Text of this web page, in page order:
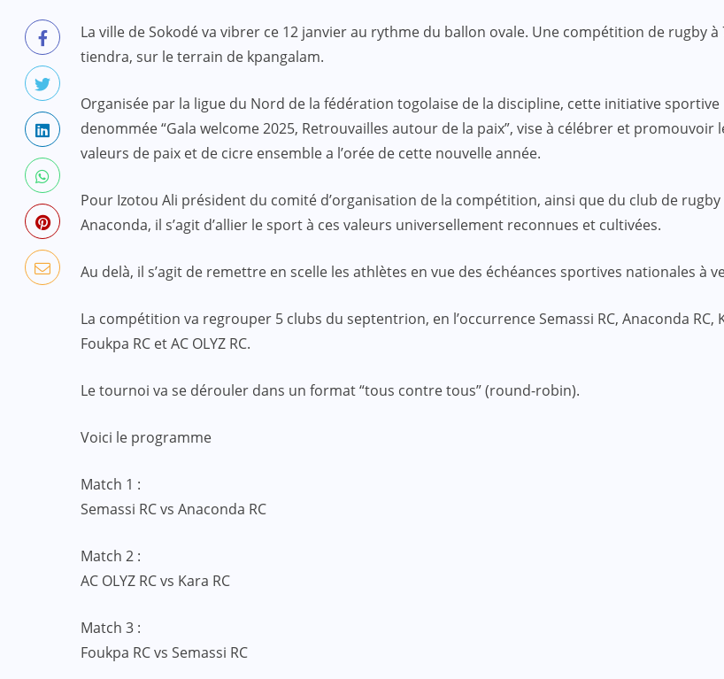
La ville de Sokodé va vibrer ce 12 janvier au rythme du ballon ovale. Une compétition de rugby à
tiendra, sur le terrain de kpangalam.
Organisée par la ligue du Nord de la fédération togolaise de la discipline, cette initiative sportive
denommée “Gala welcome 2025, Retrouvailles autour de la paix”, vise à célébrer et promouvoir
valeurs de paix et de cicre ensemble a l’orée de cette nouvelle année.
Pour Izotou Ali président du comité d’organisation de la compétition, ainsi que du club de rugby
Anaconda, il s’agit d’allier le sport à ces valeurs universellement reconnues et cultivées.
Au delà, il s’agit de remettre en scelle les athlètes en vue des échéances sportives nationales à
La compétition va regrouper 5 clubs du septentrion, en l’occurrence Semassi RC, Anaconda RC,
Foukpa RC et AC OLYZ RC.
Le tournoi va se dérouler dans un format “tous contre tous” (round-robin).
Voici le programme
Match 1 :
Semassi RC vs Anaconda RC
Match 2 :
AC OLYZ RC vs Kara RC
Match 3 :
Foukpa RC vs Semassi RC
ACTUALITE